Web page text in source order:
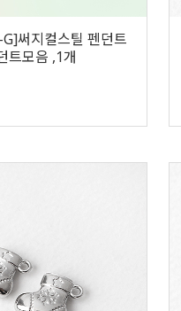
써지컬스틸 펜던트
트모음 ,1개